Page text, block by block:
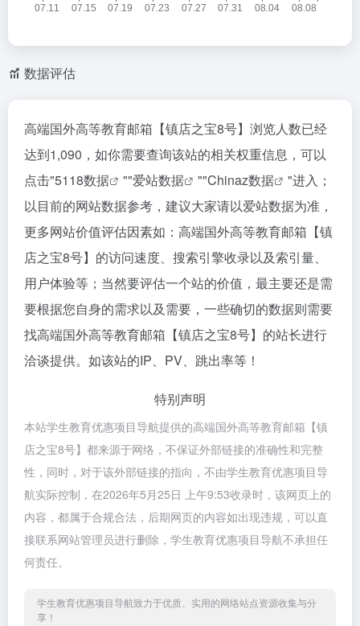
数据评估
高端国外高等教育邮箱【镇店之宝8号】浏览人数已经
达到1,090，如你需要查询该站的相关权重信息，可以
点击"5118数据 ""爱站数据 ""Chinaz数据
"进入；
以目前的网站数据参考，建议大家请以爱站数据为准，
更多网站价值评估因素如：高端国外高等教育邮箱【镇
店之宝8号】的访问速度、搜索引擎收录以及索引量、
用户体验等；当然要评估一个站的价值，最主要还是需
要根据您自身的需求以及需要，一些确切的数据则需要
找高端国外高等教育邮箱【镇店之宝8号】的站长进行
洽谈提供。如该站的IP、PV、跳出率等！
特别声明
本站学生教育优惠项目导航提供的高端国外高等教育邮箱【镇
店之宝8号】都来源于网络，不保证外部链接的准确性和完整
性，同时，对于该外部链接的指向，不由学生教育优惠项目导
航实际控制，在2026年5月25日 上午9:53收录时，该网页上的
内容，都属于合规合法，后期网页的内容如出现违规，可以直
接联系网站管理员进行删除，学生教育优惠项目导航不承担任
何责任。
学生教育优惠项目导航致力于优质、实用的网络站点资源收集与分
享！